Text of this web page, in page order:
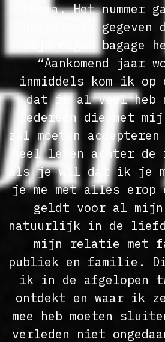
thema. Het nummer
universele gegeven
zijn eigen bagage
“Aankomend jaar
inmiddels kom ik
dat ik al veel heb
Iedereen die met
zal moeten
heel leven achter de
als je wil dat ik je
je me met alles erop
geldt voor al
natuurlijk in de
mijn relatie met
publiek en familie.
ik in de afgelopen
ontdekt en waar ik
mee heb moeten
verleden niet